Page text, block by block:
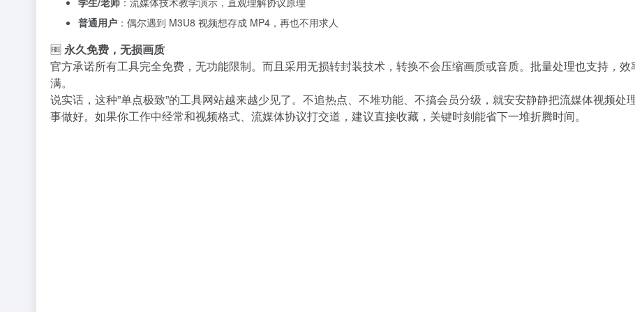
普通用户 ：偶尔遇到 M3U8 视频想存成 MP4，再也不用求人
🆓永久免费，无损画质
官方承诺所有工具完全免费，无功能限制。而且采用无损转封装技术，转换不会压缩画质或音质。批量处理也支持，效
满。
说实话，这种”单点极致”的工具网站越来越少见了。不追热点、不堆功能、不搞会员分级，就安安静静把流媒体视频处
事做好。如果你工作中经常和视频格式、流媒体协议打交道，建议直接收藏，关键时刻能省下一堆折腾时间。